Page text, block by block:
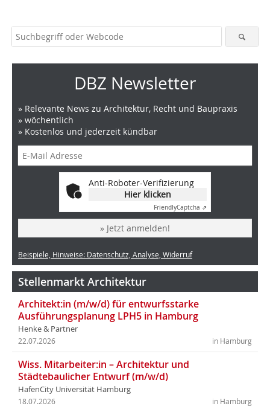
DBZ Newsletter
» Relevante News zu Architektur, Recht und Baupraxis
» wöchentlich
» Kostenlos und jederzeit kündbar
Anti-Roboter-Verifizierung
Hier klicken
FriendlyCaptcha ⇗
» Jetzt anmelden!
Beispiele, Hinweise: Datenschutz, Analyse, Widerruf
Stellenmarkt Architektur
Architekt:in (m/w/d) für entwurfsstarke
Ausführungsplanung LPH5 in Hamburg
Henke & Partner
in Hamburg
22.07.2026
Wiss. Mitarbeiter:in – Architektur und
Städtebaulicher Entwurf (m/w/d)
HafenCity Universität Hamburg
in Hamburg
18.07.2026